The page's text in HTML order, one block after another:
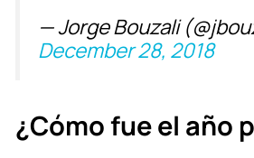
— Jorge Bouzali
December 28, 2018
¿Cómo fue el año